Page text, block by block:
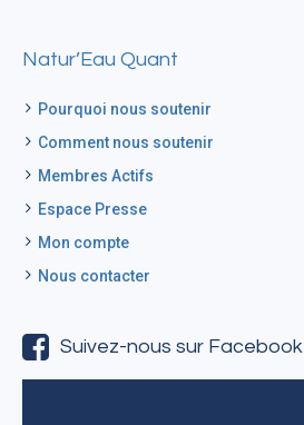
Natur’Eau Quant
Pourquoi nous soutenir
Comment nous soutenir
Membres Actifs
Espace Presse
Mon compte
Nous contacter
Suivez-nous sur Facebook